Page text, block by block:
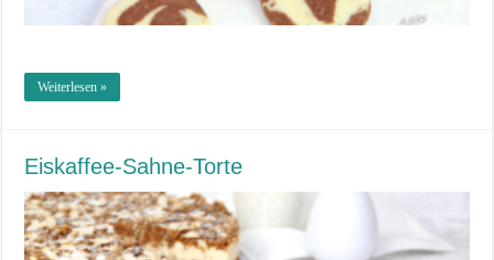
Weiterlesen »
Eiskaffee-Sahne-Torte